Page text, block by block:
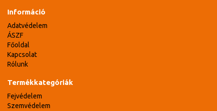
Információ
Adatvédelem
ÁSZF
Főoldal
Kapcsolat
Rólunk
Termékkategóriák
Fejvédelem
Szemvédelem